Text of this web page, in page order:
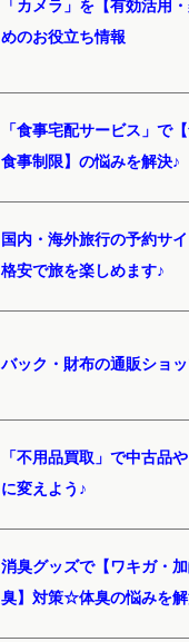
「カメラ」を【有効活用
めのお役立ち情報
「食事宅配サービス」で
食事制限】の悩みを解決♪
国内・海外旅行の予約サ
格安で旅を楽しめます♪
バック・財布の通販ショ
「不用品買取」で中古品
に変えよう♪
消臭グッズで【ワキガ・
臭】対策☆体臭の悩みを解